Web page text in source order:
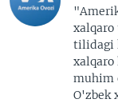
xalqaro
tilidagi
xalqaro
muhim
O'zbek